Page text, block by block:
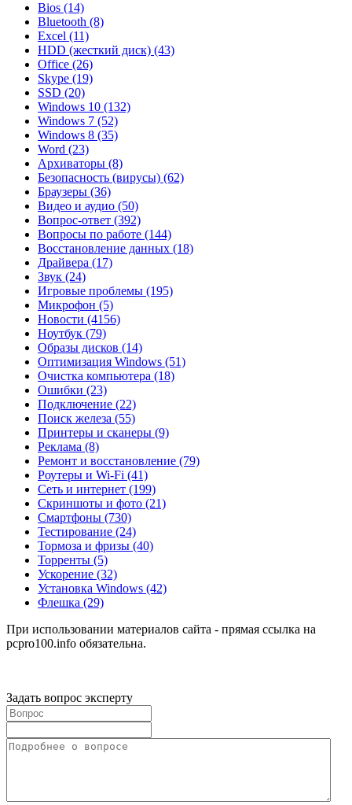
Bios (14)
Bluetooth (8)
Excel (11)
HDD (жесткий диск) (43)
Office (26)
Skype (19)
SSD (20)
Windows 10 (132)
Windows 7 (52)
Windows 8 (35)
Word (23)
Архиваторы (8)
Безопасность (вирусы) (62)
Браузеры (36)
Видео и аудио (50)
Вопрос-ответ (392)
Вопросы по работе (144)
Восстановление данных (18)
Драйвера (17)
Звук (24)
Игровые проблемы (195)
Микрофон (5)
Новости (4156)
Ноутбук (79)
Образы дисков (14)
Оптимизация Windows (51)
Очистка компьютера (18)
Ошибки (23)
Подключение (22)
Поиск железа (55)
Принтеры и сканеры (9)
Реклама (8)
Ремонт и восстановление (79)
Роутеры и Wi-Fi (41)
Сеть и интернет (199)
Скриншоты и фото (21)
Смартфоны (730)
Тестирование (24)
Тормоза и фризы (40)
Торренты (5)
Ускорение (32)
Установка Windows (42)
Флешка (29)
При использовании материалов сайта - прямая ссылка на
pcpro100.info обязательна.
Задать вопрос эксперту